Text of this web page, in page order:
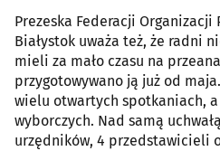
Prezeska Federacji Organizacji
Białystok uważa też, że radni
mieli za mało czasu na
przygotowywano ją już od
wielu otwartych spotkaniach,
wyborczych. Nad samą
urzędników, 4 przedstawicieli